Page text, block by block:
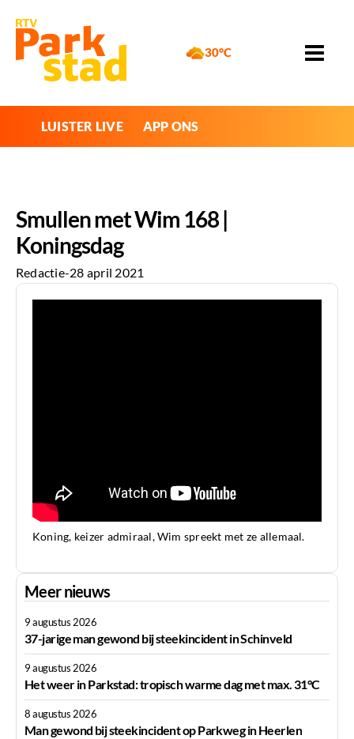
30°C
LUISTER LIVE APP ONS
Smullen met Wim 168 |
Koningsdag
Redactie-28 april 2021
Koning, keizer admiraal, Wim spreekt met ze allemaal.
Meer nieuws
9 augustus 2026
37-jarige man gewond bij steekincident in Schinveld
9 augustus 2026
Het weer in Parkstad: tropisch warme dag met max. 31°C
8 augustus 2026
Man gewond bij steekincident op Parkweg in Heerlen